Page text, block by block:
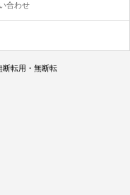
合わせ
断転用・無断転